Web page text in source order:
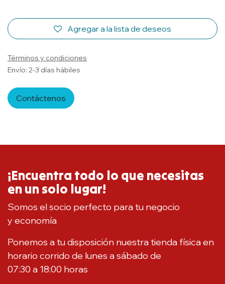
Agregar a la lista de deseos
Términos y condiciones
Envío: 2-3 días hábiles
Contáctenos
¡Encuentra todo lo que necesitas
en un solo lugar!
Somos el socio perfecto para tu negocio
y economía
Ponemos a tu disposición nuestra tienda física en
horario corrido de lunes a sábado de
07:30 a 18:00 horas